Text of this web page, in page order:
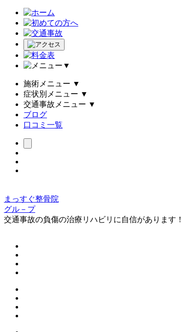
▼
施術メニュー ▼
症状別メニュー ▼
交通事故メニュー ▼
ブログ
口コミ一覧
まっすぐ整骨院
グル－プ
交通事故の負傷の治療リハビリに自信があります！